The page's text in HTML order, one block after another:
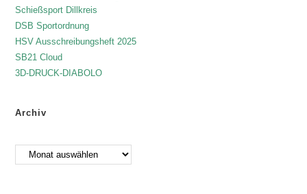
Schießsport Dillkreis
DSB Sportordnung
HSV Ausschreibungsheft 2025
SB21 Cloud
3D-DRUCK-DIABOLO
Archiv